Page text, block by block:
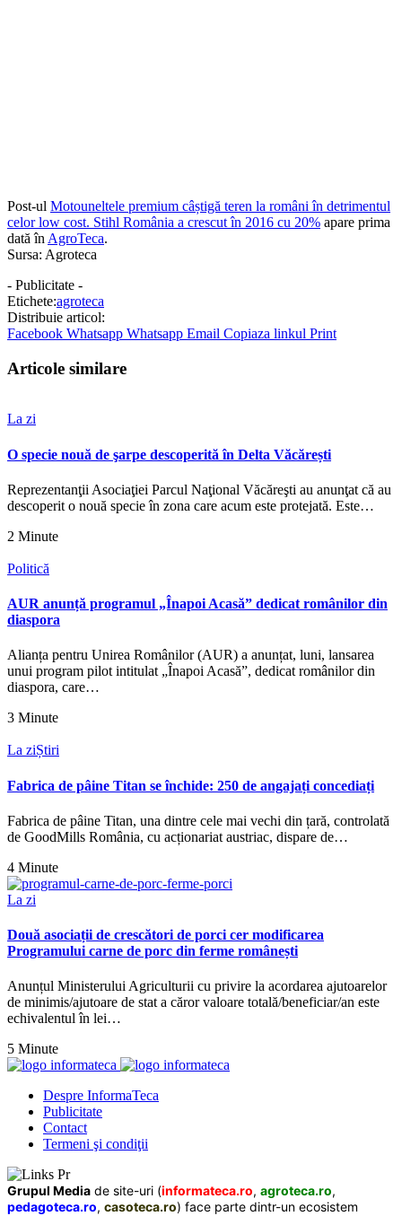
Post-ul Motouneltele premium câștigă teren la români în detrimentul
celor low cost. Stihl România a crescut în 2016 cu 20% apare prima
dată în AgroTeca.
Sursa: Agroteca
- Publicitate -
Etichete:agroteca
Distribuie articol:
Facebook Whatsapp Whatsapp Email Copiaza linkul Print
Articole similare
La zi
O specie nouă de şarpe descoperită în Delta Văcărești
Reprezentanţii Asociaţiei Parcul Naţional Văcăreşti au anunţat că au
descoperit o nouă specie în zona care acum este protejată. Este…
2 Minute
Politică
AUR anunță programul „Înapoi Acasă” dedicat românilor din
diaspora
Alianța pentru Unirea Românilor (AUR) a anunțat, luni, lansarea
unui program pilot intitulat „Înapoi Acasă”, dedicat românilor din
diaspora, care…
3 Minute
La ziȘtiri
Fabrica de pâine Titan se închide: 250 de angajați concediați
Fabrica de pâine Titan, una dintre cele mai vechi din țară, controlată
de GoodMills România, cu acționariat austriac, dispare de…
4 Minute
La zi
Două asociații de crescători de porci cer modificarea
Programului carne de porc din ferme românești
Anunțul Ministerului Agriculturii cu privire la acordarea ajutoarelor
de minimis/ajutoare de stat a căror valoare totală/beneficiar/an este
echivalentul în lei…
5 Minute
Despre InformaTeca
Publicitate
Contact
Termeni şi condiţii
Grupul Media de site-uri (informateca.ro, agroteca.ro,
pedagoteca.ro, casoteca.ro) face parte dintr-un ecosistem